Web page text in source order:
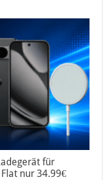
für
nur 34.99€